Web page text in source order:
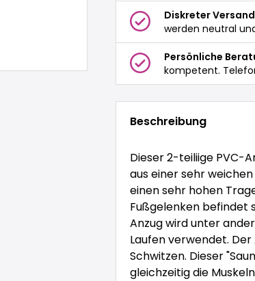
Diskreter Versand
werden neutral
Persönliche
kompetent.
Beschreibung
Dieser 2-teiliige PVC-
aus einer sehr
einen sehr hohen
Fußgelenken befindet
Anzug wird unter
Laufen verwendet.
Schwitzen. Dieser
gleichzeitig die